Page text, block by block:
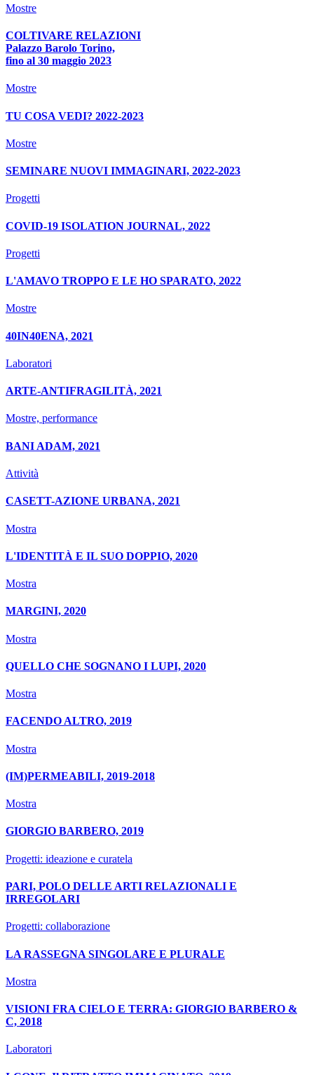
Mostre
COLTIVARE RELAZIONI
Palazzo Barolo Torino,
fino al 30 maggio 2023
Mostre
TU COSA VEDI? 2022-2023
Mostre
SEMINARE NUOVI IMMAGINARI, 2022-2023
Progetti
COVID-19 ISOLATION JOURNAL, 2022
Progetti
L'AMAVO TROPPO E LE HO SPARATO, 2022
Mostre
40IN40ENA, 2021
Laboratori
ARTE-ANTIFRAGILITÀ, 2021
Mostre, performance
BANI ADAM, 2021
Attività
CASETT-AZIONE URBANA, 2021
Mostra
L'IDENTITÀ E IL SUO DOPPIO, 2020
Mostra
MARGINI, 2020
Mostra
QUELLO CHE SOGNANO I LUPI, 2020
Mostra
FACENDO ALTRO, 2019
Mostra
(IM)PERMEABILI, 2019-2018
Mostra
GIORGIO BARBERO, 2019
Progetti: ideazione e curatela
PARI, POLO DELLE ARTI RELAZIONALI E
IRREGOLARI
Progetti: collaborazione
LA RASSEGNA SINGOLARE E PLURALE
Mostra
VISIONI FRA CIELO E TERRA: GIORGIO BARBERO &
C, 2018
Laboratori